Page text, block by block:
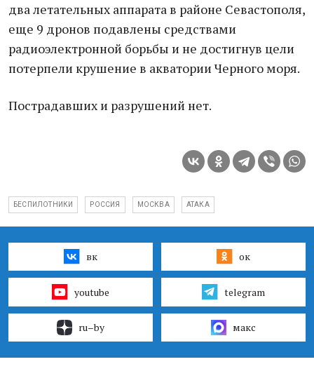
два летательных аппарата в районе Севастополя,
еще 9 дронов подавлены средствами
радиоэлектронной борьбы и не достигнув цели
потерпели крушение в акватории Черного моря.
Пострадавших и разрушений нет.
БЕСПИЛОТНИКИ РОССИЯ МОСКВА АТАКА
вк ок
youtube telegram
ru–by макс